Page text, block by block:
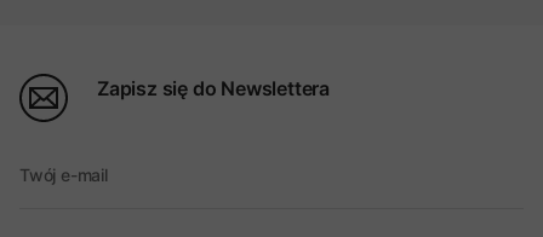
Zapisz się do Newslettera
Twój e-mail